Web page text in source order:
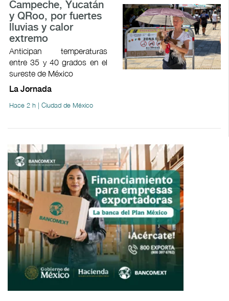
Campeche, Yucatán
y QRoo, por fuertes
lluvias y calor
extremo
Anticipan temperaturas
entre 35 y 40 grados en el
sureste de México
La Jornada
Hace 2 h | Ciudad de México